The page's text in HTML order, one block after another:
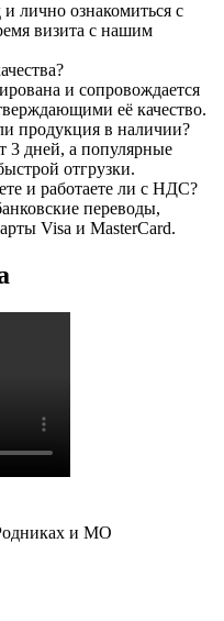
лично ознакомиться с
визита с нашим
и сопровождается
её качество.
продукция в наличии?
3 дней, а популярные
отгрузки.
и работаете ли с НДС?
переводы,
Visa и MasterCard.
и МО